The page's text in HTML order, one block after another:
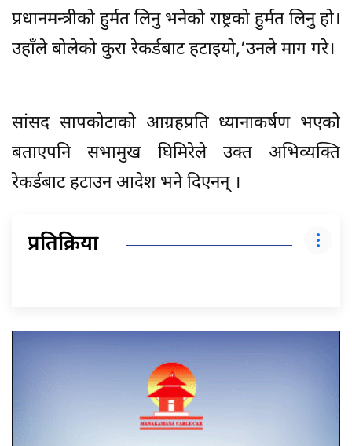
प्रधानमन्त्रीको हुर्मत लिनु भनेको राष्ट्रको हुर्मत लिनु हो।
उहाँले बोलेको कुरा रेकर्डबाट हटाइयो,’उनले माग गरे।
सांसद सापकोटाको आग्रहप्रति ध्यानाकर्षण भएको
बताएपनि सभामुख घिमिरेले उक्त अभिव्यक्ति
रेकर्डबाट हटाउन आदेश भने दिएनन् ।
प्रतिक्रिया